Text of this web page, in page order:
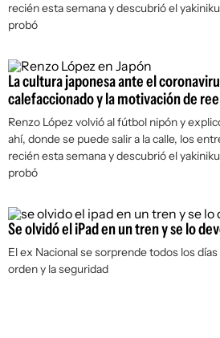
recién esta semana y descubrió el
probó
La cultura japonesa ante el
calefaccionado y la motivación de
Renzo López volvió al fútbol nipón y
ahí, donde se puede salir a la calle, los
recién esta semana y descubrió el
probó
Se olvidó el iPad en un tren y se lo
El ex Nacional se sorprende todos los
orden y la seguridad